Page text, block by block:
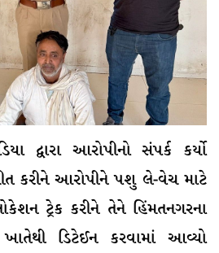
દ્વારા આરોપીનો સંપર્ક કર્યો
કરીને આરોપીને પશુ લે-વેચ માટે
ટ્રેક કરીને તેને હિંમતનગરના
ડિટેઈન કરવામાં આવ્યો